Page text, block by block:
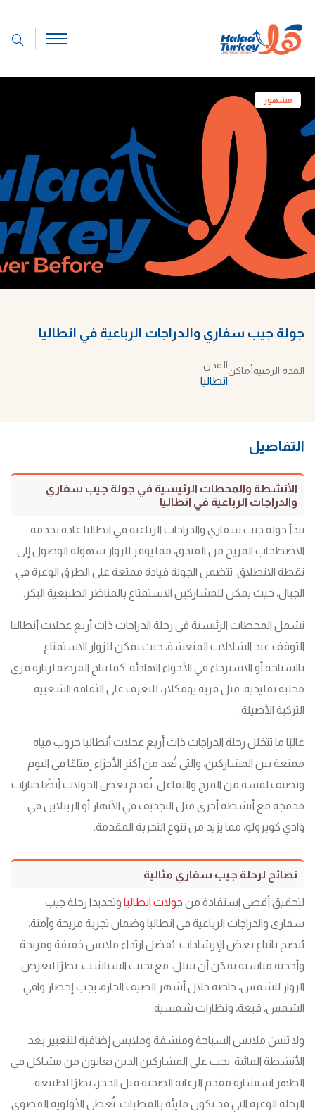
مشهور
جولة جيب سفاري والدراجات الرباعية في انطاليا
المدة الزمنيةأماكنالمدن
انطاليا
التفاصيل
الأنشطة والمحطات الرئيسية في جولة جيب سفاري
والدراجات الرباعية في انطاليا
تبدأ جولة جيب سفاري والدراجات الرباعية في انطاليا عادة بخدمة
الاصطحاب المريح من الفندق، مما يوفر للزوار سهولة الوصول إلى
نقطة الانطلاق. تتضمن الجولة قيادة ممتعة على الطرق الوعرة في
الجبال، حيث يمكن للمشاركين الاستمتاع بالمناظر الطبيعية البكر.
تشمل المحطات الرئيسية في رحلة الدراجات ذات أربع عجلات أنطاليا
التوقف عند الشلالات المنعشة، حيث يمكن للزوار الاستمتاع
بالسباحة أو الاسترخاء في الأجواء الهادئة. كما تتاح الفرصة لزيارة قرى
محلية تقليدية، مثل قرية يومكلار، للتعرف على الثقافة الشعبية
التركية الأصيلة.
غالبًا ما تتخلل رحلة الدراجات ذات أربع عجلات أنطاليا حروب مياه
ممتعة بين المشاركين، والتي تُعد من أكثر الأجزاء إمتاعًا في اليوم
وتضيف لمسة من المرح والتفاعل. تُقدم بعض الجولات أيضًا خيارات
مدمجة مع أنشطة أخرى مثل التجديف في الأنهار أو الزيبلاين في
وادي كوبرولو، مما يزيد من تنوع التجربة المقدمة.
نصائح لرحلة جيب سفاري مثالية
لتحقيق أقصى استفادة من جولات انطاليا وتحديدا رحلة جيب
سفاري والدراجات الرباعية في انطاليا وضمان تجربة مريحة وآمنة،
يُنصح باتباع بعض الإرشادات. يُفضل ارتداء ملابس خفيفة ومريحة
وأحذية مناسبة يمكن أن تتبلل، مع تجنب الشباشب. نظرًا لتعرض
الزوار للشمس، خاصة خلال أشهر الصيف الحارة، يجب إحضار واقي
الشمس، قبعة، ونظارات شمسية.
ولا تنسَ ملابس السباحة ومنشفة وملابس إضافية للتغيير بعد
الأنشطة المائية. يجب على المشاركين الذين يعانون من مشاكل في
الظهر استشارة مقدم الرعاية الصحية قبل الحجز، نظرًا لطبيعة
الرحلة الوعرة التي قد تكون مليئة بالمطبات. تُعطى الأولوية القصوى